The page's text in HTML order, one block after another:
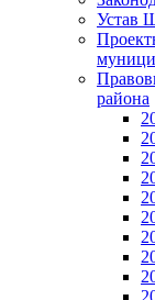
Устав
района